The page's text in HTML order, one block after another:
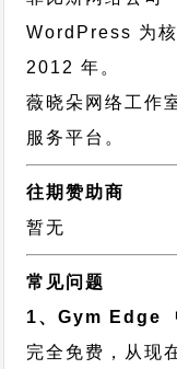
WordPress 为
2012 年。
薇晓朵网络工作
服务平台。
往期赞助商
暂无
常见问题
1、Gym Edge
完全免费，从现